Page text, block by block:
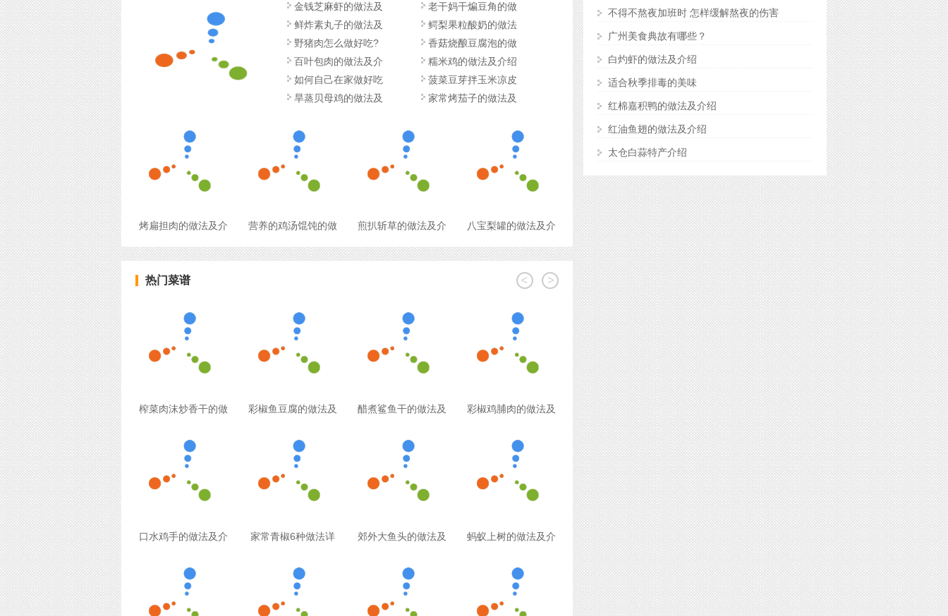
金钱芝麻虾的做法及
老干妈干煸豆角的做
鲜炸素丸子的做法及
鳄梨果粒酸奶的做法
野猪肉怎么做好吃?
香菇烧酿豆腐泡的做
百叶包肉的做法及介
糯米鸡的做法及介绍
如何自己在家做好吃
菠菜豆芽拌玉米凉皮
旱蒸贝母鸡的做法及
家常烤茄子的做法及
烤扁担肉的做法及介 营养的鸡汤馄饨的做 煎扒斩草的做法及介 八宝梨罐的做法及介
< >
热门菜谱
榨菜肉沫炒香干的做 彩椒鱼豆腐的做法及 醋煮鲨鱼干的做法及 彩椒鸡脯肉的做法及
口水鸡手的做法及介 家常青椒6种做法详 郊外大鱼头的做法及 蚂蚁上树的做法及介
不得不熬夜加班时 怎样缓解熬夜的伤害
广州美食典故有哪些？
白灼虾的做法及介绍
适合秋季排毒的美味
红棉嘉积鸭的做法及介绍
红油鱼翅的做法及介绍
太仓白蒜特产介绍